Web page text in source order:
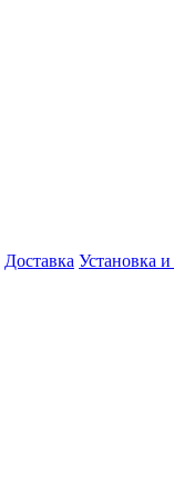
Доставка Установка